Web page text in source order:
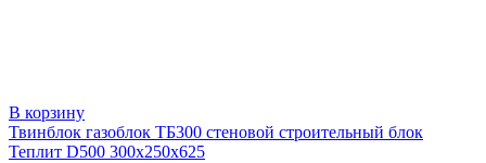
В корзину
Твинблок газоблок ТБ300 стеновой строительный блок
Теплит D500 300х250х625